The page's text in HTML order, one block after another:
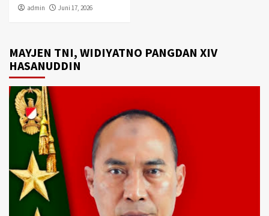
admin Juni 17, 2026
MAYJEN TNI, WIDIYATNO PANGDAN XIV
HASANUDDIN